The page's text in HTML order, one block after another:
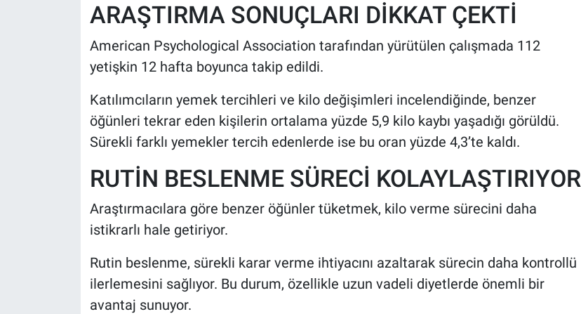
ARAŞTIRMA SONUÇLARI DİKKAT ÇEKTİ
American Psychological Association tarafından yürütülen çalışmada 112
yetişkin 12 hafta boyunca takip edildi.
Katılımcıların yemek tercihleri ve kilo değişimleri incelendiğinde, benzer
öğünleri tekrar eden kişilerin ortalama yüzde 5,9 kilo kaybı yaşadığı görüldü.
Sürekli farklı yemekler tercih edenlerde ise bu oran yüzde 4,3’te kaldı.
RUTİN BESLENME SÜRECİ KOLAYLAŞTIRIYOR
Araştırmacılara göre benzer öğünler tüketmek, kilo verme sürecini daha
istikrarlı hale getiriyor.
Rutin beslenme, sürekli karar verme ihtiyacını azaltarak sürecin daha kontrollü
ilerlemesini sağlıyor. Bu durum, özellikle uzun vadeli diyetlerde önemli bir
avantaj sunuyor.
Bilim, Teknoloji